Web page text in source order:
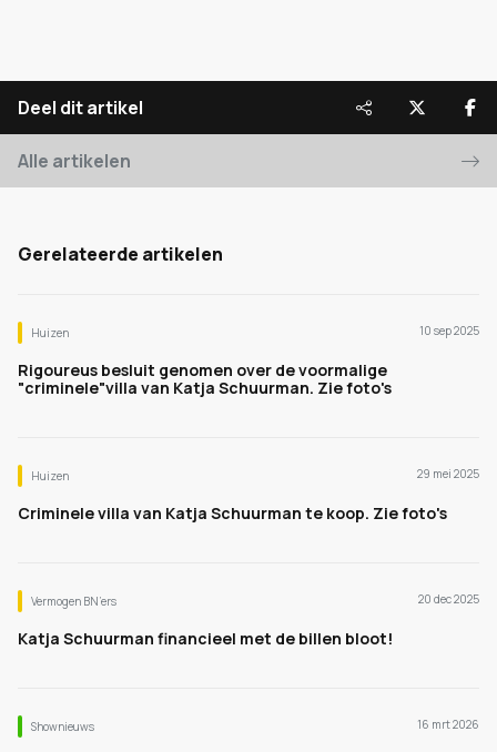
Deel dit artikel
Alle artikelen
Gerelateerde artikelen
Huizen 10 sep 2025
Rigoureus besluit genomen over de voormalige
"criminele"villa van Katja Schuurman. Zie foto's
Huizen 29 mei 2025
Criminele villa van Katja Schuurman te koop. Zie foto's
Vermogen BN’ers 20 dec 2025
Katja Schuurman financieel met de billen bloot!
Shownieuws 16 mrt 2026